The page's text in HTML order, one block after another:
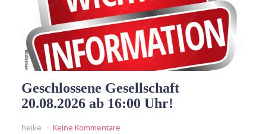
Geschlossene Gesellschaft
20.08.2026 ab 16:00 Uhr!
heike Keine Kommentare